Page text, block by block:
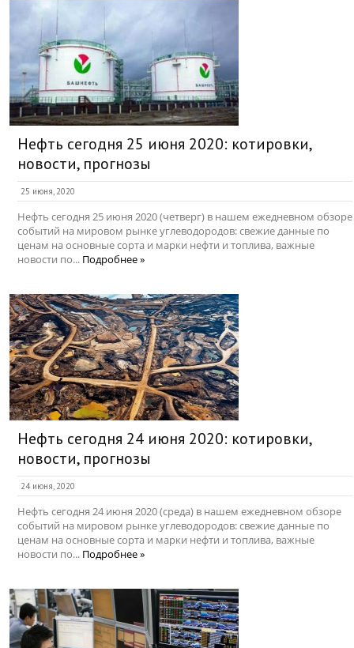
Нефть сегодня 25 июня 2020: котировки,
новости, прогнозы
25 июня, 2020
Нефть сегодня 25 июня 2020 (четверг) в нашем ежедневном обзоре
событий на мировом рынке углеводородов: свежие данные по
ценам на основные сорта и марки нефти и топлива, важные
новости по... Подробнее »
Нефть сегодня 24 июня 2020: котировки,
новости, прогнозы
24 июня, 2020
Нефть сегодня 24 июня 2020 (среда) в нашем ежедневном обзоре
событий на мировом рынке углеводородов: свежие данные по
ценам на основные сорта и марки нефти и топлива, важные
новости по... Подробнее »